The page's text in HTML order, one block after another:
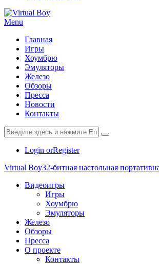
Menu
Главная
Игры
Хоумбрю
Эмуляторы
Железо
Обзоры
Пресса
Новости
Контакты
Login orRegister
Virtual Boy32-битная настольная
Видеоигры
Игры
Хоумбрю
Эмуляторы
Железо
Обзоры
Пресса
О проекте
Контакты